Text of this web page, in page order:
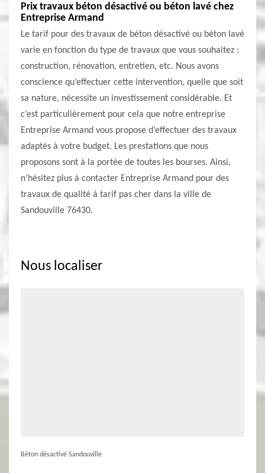
Prix travaux béton désactivé ou béton lavé chez
Entreprise Armand
Le tarif pour des travaux de béton désactivé ou béton lavé
varie en fonction du type de travaux que vous souhaitez :
construction, rénovation, entretien, etc. Nous avons
conscience qu’effectuer cette intervention, quelle que soit
sa nature, nécessite un investissement considérable. Et
c’est particulièrement pour cela que notre entreprise
Entreprise Armand vous propose d’effectuer des travaux
adaptés à votre budget. Les prestations que nous
proposons sont à la portée de toutes les bourses. Ainsi,
n’hésitez plus à contacter Entreprise Armand pour des
travaux de qualité à tarif pas cher dans la ville de
Sandouville 76430.
Nous localiser
Béton désactivé Sandouville